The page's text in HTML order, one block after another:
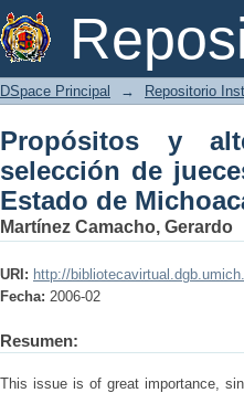
Propósitos y
magistrados del
DSpace Principal → Repositorio
Propósitos y
selección de
Estado de
Martínez Camacho, Gerardo
URI: http://
Fecha: 2006-02
Resumen:
This issue is of great importance,